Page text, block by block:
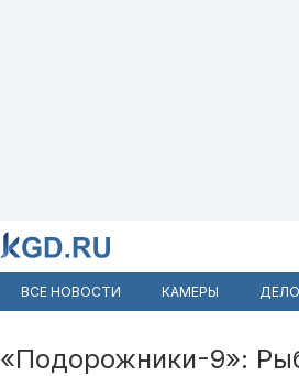
ВСЕ НОВОСТИ КАМЕРЫ
«Подорожники-9»: